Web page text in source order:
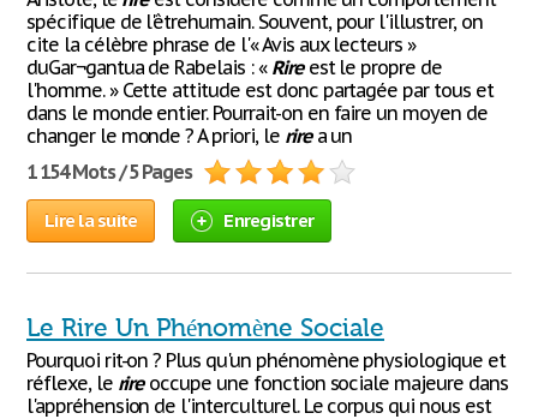
spécifique de l'êtrehumain. Souvent, pour l'illustrer, on
cite la célèbre phrase de l'« Avis aux lecteurs »
duGar¬gantua de Rabelais : « Rireest le propre de
l'homme. » Cette attitude est donc partagée par tous et
dans le monde entier. Pourrait-on en faire un moyen de
changer le monde ? A priori, le rirea un
1 154 Mots / 5 Pages
Lire la suite Enregistrer
Le Rire Un Phénomène Sociale
Pourquoi rit-on ? Plus qu'un phénomène physiologique et
réflexe, le rireoccupe une fonction sociale majeure dans
l'appréhension de l'interculturel. Le corpus qui nous est